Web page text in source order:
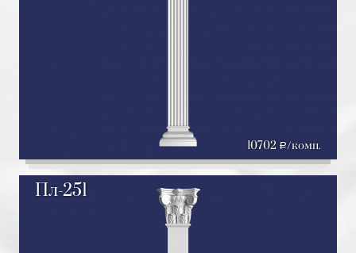
10702 a/комп.
Пл-251